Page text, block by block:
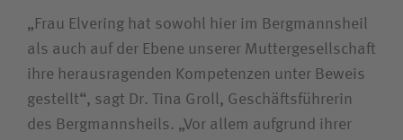
„Frau Elvering hat sowohl hier im Bergmannsheil
als auch auf der Ebene unserer Mutter­gesellschaft
ihre herausragenden Kompetenzen unter Beweis
gestellt“, sagt Dr. Tina Groll, Geschäftsführerin
des Bergmannsheils. „Vor allem aufgrund ihrer